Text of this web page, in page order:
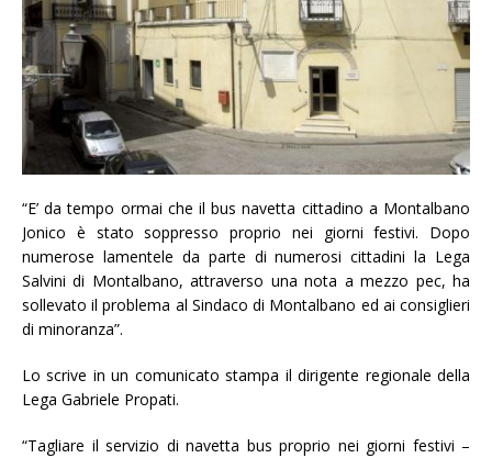
“E’ da tempo ormai che il bus navetta cittadino a Montalbano
Jonico è stato soppresso proprio nei giorni festivi. Dopo
numerose lamentele da parte di numerosi cittadini la Lega
Salvini di Montalbano, attraverso una nota a mezzo pec, ha
sollevato il problema al Sindaco di Montalbano ed ai consiglieri
di minoranza”.
Lo scrive in un comunicato stampa il dirigente regionale della
Lega Gabriele Propati.
“Tagliare il servizio di navetta bus proprio nei giorni festivi –